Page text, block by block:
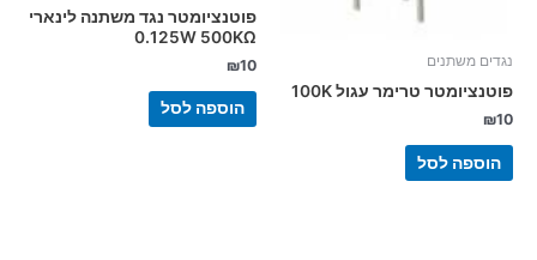
נגדים משתנים
פוטנציומטר טרימר עגול 100K
₪10
הוספה לסל
פוטנציומטר נגד משתנה לינארי
0.125W 500KΩ
₪10
הוספה לסל